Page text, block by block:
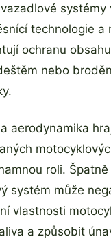
systémy
technologie a
ochranu
nebo
aerodynamika
roli.
systém může
vlastnosti
a způsobit